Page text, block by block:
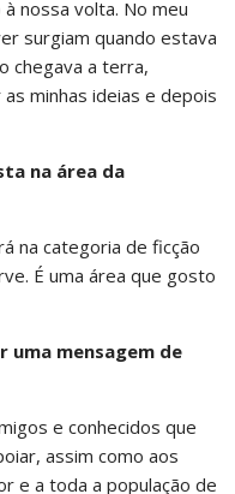
nossa volta. No meu
surgiam quando estava
chegava a terra,
minhas ideias e depois
na área da
na categoria de ficção
É uma área que gosto
uma mensagem de
e conhecidos que
assim como aos
e a toda a população de